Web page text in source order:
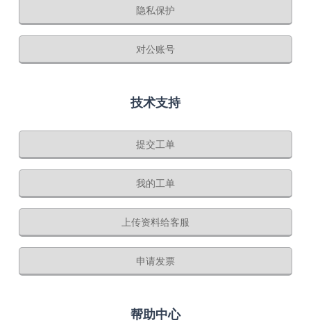
隐私保护
对公账号
技术支持
提交工单
我的工单
上传资料给客服
申请发票
帮助中心